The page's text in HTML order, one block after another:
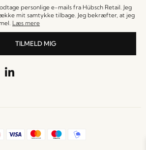
personlige e-mails fra Hübsch Retail. Jeg
mit samtykke tilbage. Jeg bekræfter, at jeg
Læs mere
TILMELD MIG